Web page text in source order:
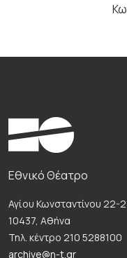
Εθνικό Θέατρο
Αγίου Κωνσταντίνου 22-
10437, Αθήνα
Τηλ. κέντρο 210 5288100
archive@n-t.gr